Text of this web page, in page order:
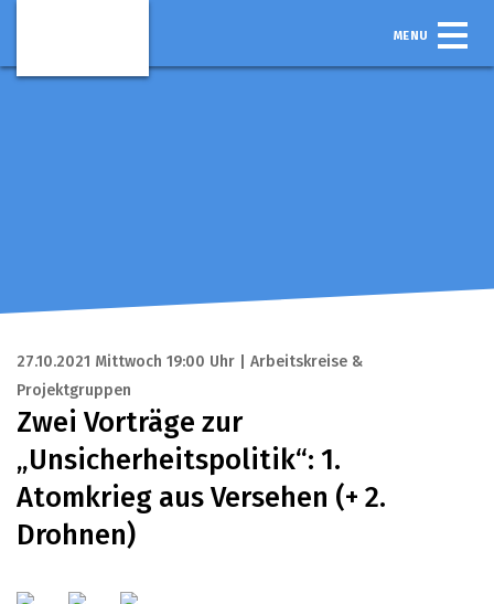
MENU
27.10.2021 Mittwoch 19:00 Uhr | Arbeitskreise &
Projektgruppen
Zwei Vorträge zur
„Unsicherheitspolitik“: 1.
Atomkrieg aus Versehen (+ 2.
Drohnen)